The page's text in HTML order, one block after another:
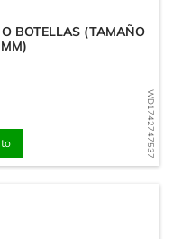
WD1742747537
BOTELLAS (TAMAÑO